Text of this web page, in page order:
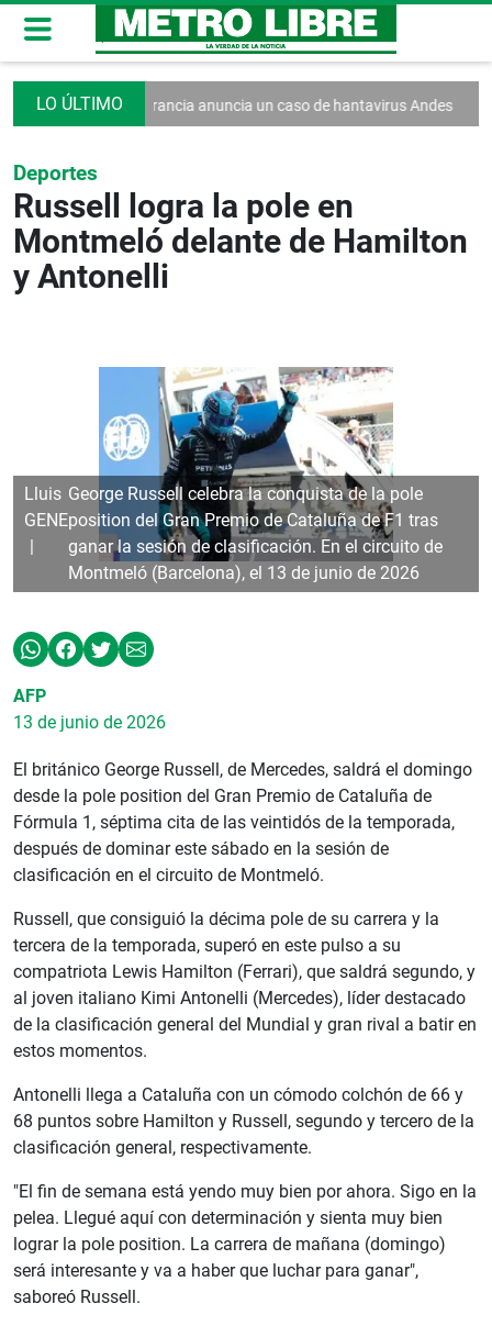
el turismo Francia anuncia un caso de hantavirus Andes
Deportes
Russell logra la pole en
Montmeló delante de Hamilton
y Antonelli
George Russell celebra la conquista de la pole
position del Gran Premio de Cataluña de F1 tras
ganar la sesión de clasificación. En el circuito de
Montmeló (Barcelona), el 13 de junio de 2026
Lluis
GENE
AFP
13 de junio de 2026
El británico George Russell, de Mercedes, saldrá el domingo
desde la pole position del Gran Premio de Cataluña de
Fórmula 1, séptima cita de las veintidós de la temporada,
después de dominar este sábado en la sesión de
clasificación en el circuito de Montmeló.
Russell, que consiguió la décima pole de su carrera y la
tercera de la temporada, superó en este pulso a su
compatriota Lewis Hamilton (Ferrari), que saldrá segundo, y
al joven italiano Kimi Antonelli (Mercedes), líder destacado
de la clasificación general del Mundial y gran rival a batir en
estos momentos.
Antonelli llega a Cataluña con un cómodo colchón de 66 y
68 puntos sobre Hamilton y Russell, segundo y tercero de la
clasificación general, respectivamente.
"El fin de semana está yendo muy bien por ahora. Sigo en la
pelea. Llegué aquí con determinación y sienta muy bien
lograr la pole position. La carrera de mañana (domingo)
será interesante y va a haber que luchar para ganar",
saboreó Russell.